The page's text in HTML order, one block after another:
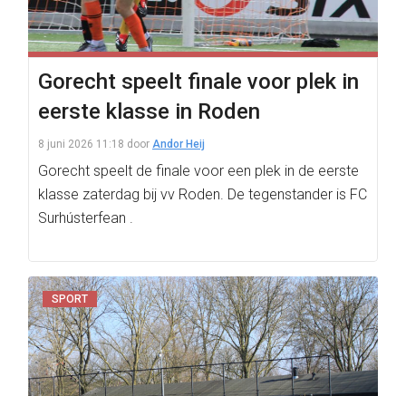
Gorecht speelt finale voor plek in
eerste klasse in Roden
8 juni 2026 11:18 door Andor Heij
Gorecht speelt de finale voor een plek in de eerste
klasse zaterdag bij vv Roden. De tegenstander is FC
Surhústerfean .
SPORT